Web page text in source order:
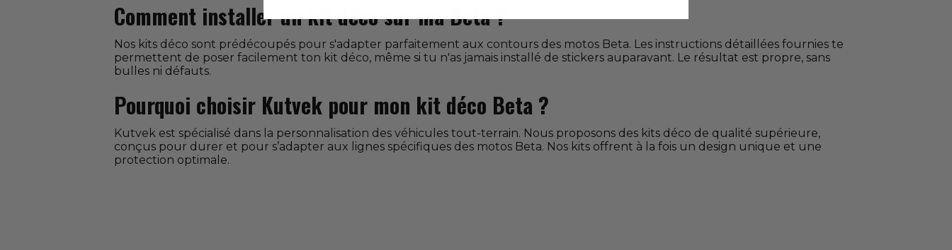
Comment installer un kit déco sur ma Beta ?
Nos kits déco sont prédécoupés pour s'adapter parfaitement aux contours des motos Beta. Les instructions détaillées fournies te
permettent de poser facilement ton kit déco, même si tu n'as jamais installé de stickers auparavant. Le résultat est propre, sans
bulles ni défauts.
Pourquoi choisir Kutvek pour mon kit déco Beta ?
Kutvek est spécialisé dans la personnalisation des véhicules tout-terrain. Nous proposons des kits déco de qualité supérieure,
conçus pour durer et pour s’adapter aux lignes spécifiques des motos Beta. Nos kits offrent à la fois un design unique et une
protection optimale.